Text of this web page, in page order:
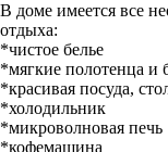
В доме имеется все
отдыха:
*чистое белье
*мягкие полотенца и
*красивая посуда,
*холодильник
*микроволновая печь
*кофемашина